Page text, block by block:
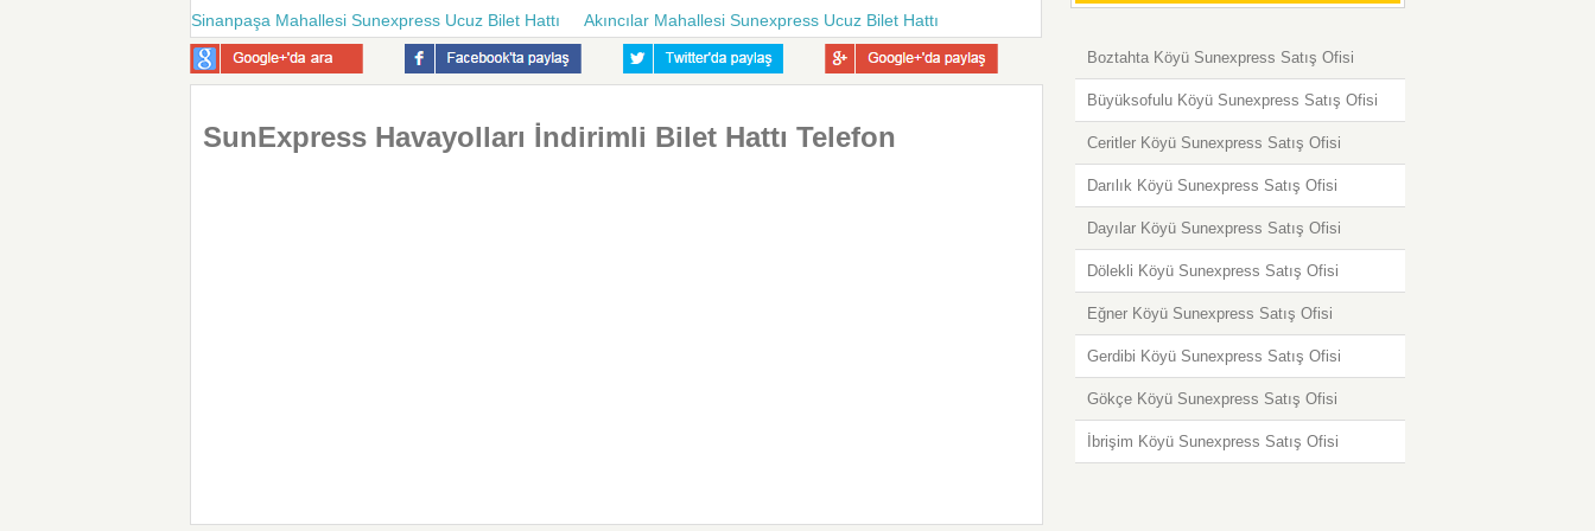
Sinanpaşa Mahallesi Sunexpress Ucuz Bilet Hattı Akıncılar Mahallesi Sunexpress Ucuz Bilet Hattı
Boztahta Köyü Sunexpress Satış Ofisi
Büyüksofulu Köyü Sunexpress Satış Ofisi
Ceritler Köyü Sunexpress Satış Ofisi
Darılık Köyü Sunexpress Satış Ofisi
Dayılar Köyü Sunexpress Satış Ofisi
Dölekli Köyü Sunexpress Satış Ofisi
Eğner Köyü Sunexpress Satış Ofisi
Gerdibi Köyü Sunexpress Satış Ofisi
Gökçe Köyü Sunexpress Satış Ofisi
İbrişim Köyü Sunexpress Satış Ofisi
SunExpress Havayolları İndirimli Bilet Hattı Telefon